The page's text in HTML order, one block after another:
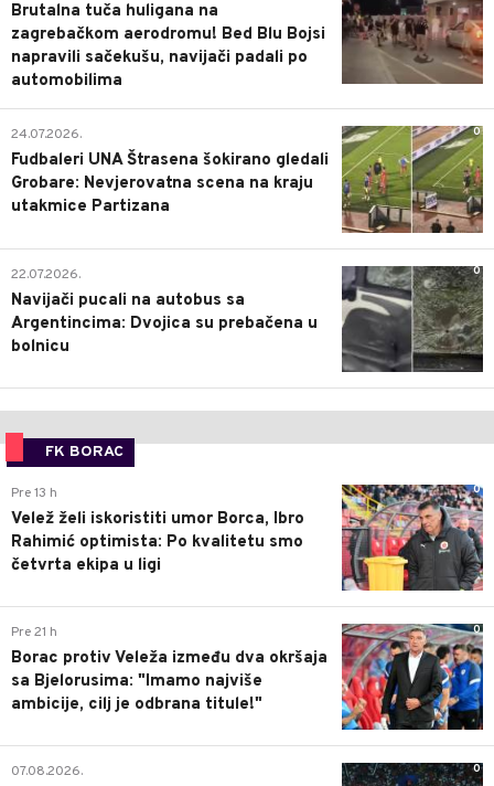
Brutalna tuča huligana na
zagrebačkom aerodromu! Bed Blu Bojsi
napravili sačekušu, navijači padali po
automobilima
0
24.07.2026.
Fudbaleri UNA Štrasena šokirano gledali
Grobare: Nevjerovatna scena na kraju
utakmice Partizana
0
22.07.2026.
Navijači pucali na autobus sa
Argentincima: Dvojica su prebačena u
bolnicu
FK BORAC
0
Pre 13 h
Velež želi iskoristiti umor Borca, Ibro
Rahimić optimista: Po kvalitetu smo
četvrta ekipa u ligi
0
Pre 21 h
Borac protiv Veleža između dva okršaja
sa Bjelorusima: "Imamo najviše
ambicije, cilj je odbrana titule!"
0
07.08.2026.